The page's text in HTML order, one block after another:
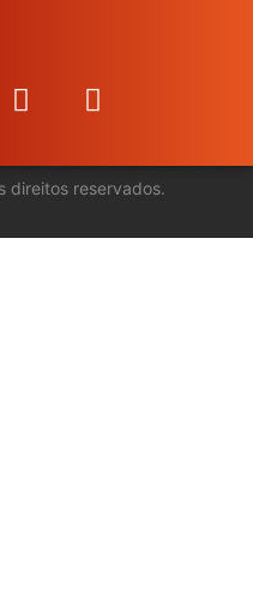
direitos reservados.